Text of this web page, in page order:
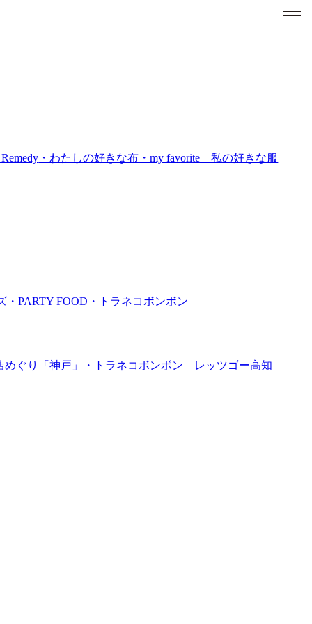
・わたしの好きな布 ・my favorite 私の好きな服
・PARTY FOOD ・トラネコボンボン
ぐり「神戸」 ・トラネコボンボン レッツゴー高知